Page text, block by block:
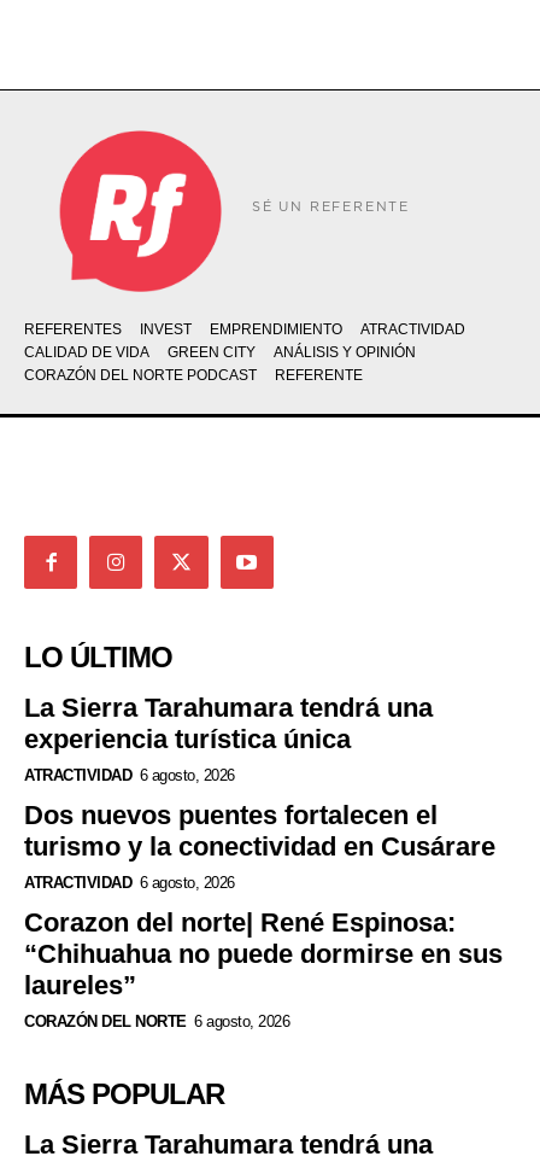
SÉ UN REFERENTE
REFERENTES INVEST EMPRENDIMIENTO
ATRACTIVIDAD
CALIDAD DE VIDA
GREEN CITY
ANÁLISIS Y OPINIÓN
CORAZÓN DEL NORTE PODCAST
REFERENTE
LO ÚLTIMO
La Sierra Tarahumara tendrá una
experiencia turística única
ATRACTIVIDAD 6 agosto, 2026
Dos nuevos puentes fortalecen el
turismo y la conectividad en Cusárare
ATRACTIVIDAD 6 agosto, 2026
Corazon del norte| René Espinosa:
“Chihuahua no puede dormirse en sus
laureles”
CORAZÓN DEL NORTE 6 agosto, 2026
MÁS POPULAR
La Sierra Tarahumara tendrá una